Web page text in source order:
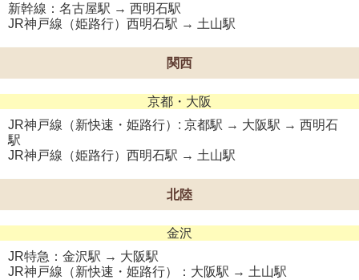
新幹線：名古屋駅 → 西明石駅
JR神戸線（姫路行）西明石駅 → 土山駅
関西
京都・大阪
JR神戸線（新快速・姫路行）: 京都駅 → 大阪駅 → 西明石
駅
JR神戸線（姫路行）西明石駅 → 土山駅
北陸
金沢
JR特急：金沢駅 → 大阪駅
JR神戸線（新快速・姫路行）：大阪駅 → 土山駅